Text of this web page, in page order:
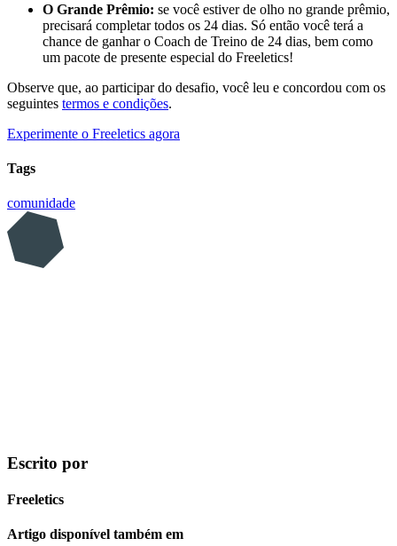
O Grande Prêmio: se você estiver de olho no grande prêmio,
precisará completar todos os 24 dias. Só então você terá a
chance de ganhar o Coach de Treino de 24 dias, bem como
um pacote de presente especial do Freeletics!
Observe que, ao participar do desafio, você leu e concordou com os
seguintes termos e condições.
Experimente o Freeletics agora
Tags
comunidade
Escrito por
Freeletics
Artigo disponível também em